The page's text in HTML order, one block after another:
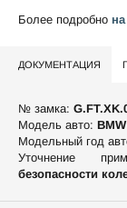
Более подробно
ДОКУМЕНТАЦИЯ
№ замка:
Модель авто:
Модельный год
Уточнение
безопасности